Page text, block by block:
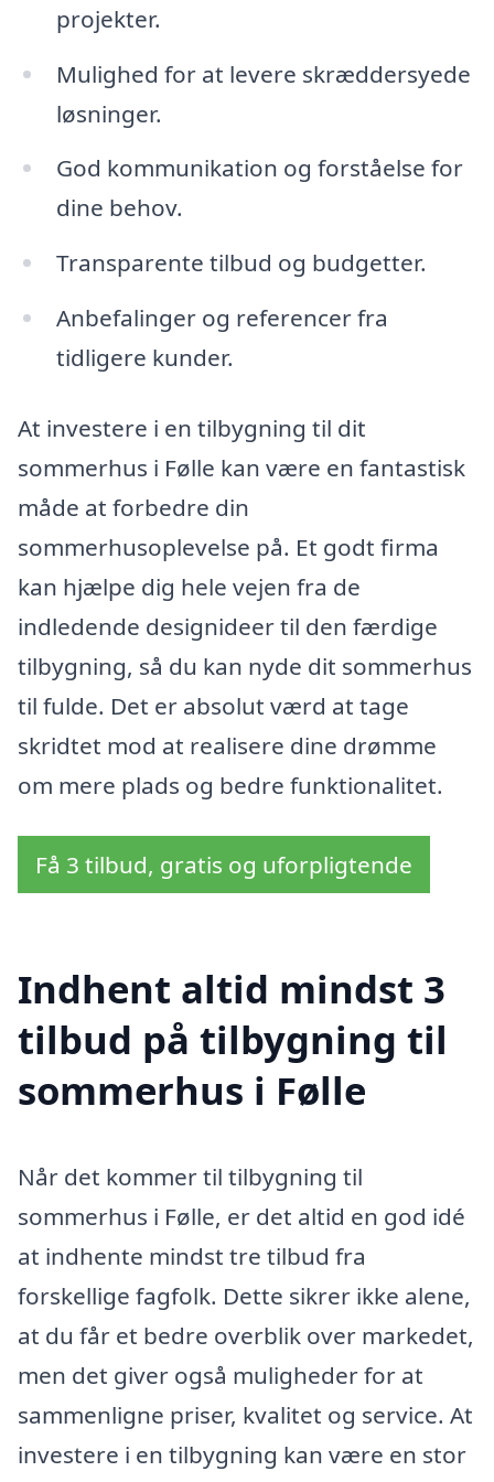
projekter.
Mulighed for at levere skræddersyede
løsninger.
God kommunikation og forståelse for
dine behov.
Transparente tilbud og budgetter.
Anbefalinger og referencer fra
tidligere kunder.
At investere i en tilbygning til dit
sommerhus i Følle kan være en fantastisk
måde at forbedre din
sommerhusoplevelse på. Et godt firma
kan hjælpe dig hele vejen fra de
indledende designideer til den færdige
tilbygning, så du kan nyde dit sommerhus
til fulde. Det er absolut værd at tage
skridtet mod at realisere dine drømme
om mere plads og bedre funktionalitet.
Få 3 tilbud, gratis og uforpligtende
Indhent altid mindst 3
tilbud på tilbygning til
sommerhus i Følle
Når det kommer til tilbygning til
sommerhus i Følle, er det altid en god idé
at indhente mindst tre tilbud fra
forskellige fagfolk. Dette sikrer ikke alene,
at du får et bedre overblik over markedet,
men det giver også muligheder for at
sammenligne priser, kvalitet og service. At
investere i en tilbygning kan være en stor